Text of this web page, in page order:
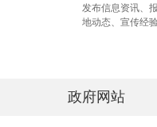
发布信息资讯、
地动态、宣传经
政府网站